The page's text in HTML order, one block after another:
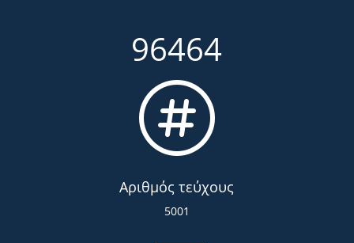
96464

Αριθμός τεύχους
5001